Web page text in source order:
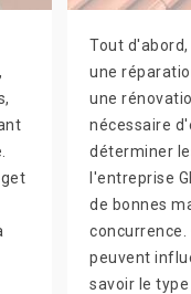
Tout
une
une
nécessaire
déterminer
l'entreprise
de bonnes
peuvent
savoir le